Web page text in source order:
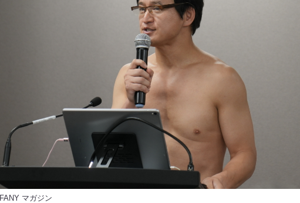
FANY マガジン